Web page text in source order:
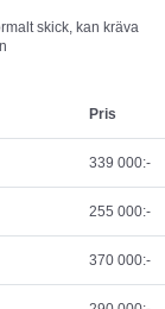
skick, kan kräva
Pris
339 000:-
255 000:-
370 000:-